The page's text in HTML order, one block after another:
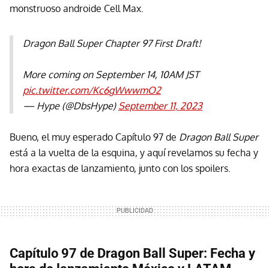
monstruoso androide Cell Max.
Dragon Ball Super Chapter 97 First Draft!
More coming on September 14, 10AM JST
pic.twitter.com/Kc6gWwwmO2
— Hype (@DbsHype) September 11, 2023
Bueno, el muy esperado Capítulo 97 de Dragon Ball Super
está a la vuelta de la esquina, y aquí revelamos su fecha y
hora exactas de lanzamiento, junto con los spoilers.
Capítulo 97 de Dragon Ball Super: Fecha y